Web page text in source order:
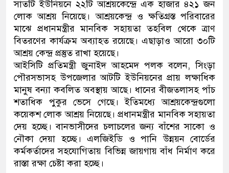
সাতটি ইউনিয়নে ২২টি আশ্রয়কেন্দ্রে এক হাজার ৪২১ জন
লোক আশ্রয় নিয়েছে। আশ্রয়কেন্দ্র ও ক্ষতিগ্রস্ত পরিবারের
মাঝে প্রধানমন্ত্রীর মানবিক সহায়তা তহবিল থেকে ত্রাণ
বিতরণের কার্যক্রম অব্যাহত রয়েছে। এছাড়াও আরো ৩০টি
আশ্রয় কেন্দ্র প্রস্তুত রাখা হয়েছে।
আইসিটি প্রতিমন্ত্রী জুনাইদ আহমেদ পলক বলেন, সিংড়া
পৌরসভাসহ উপজেলার আটটি ইউনিয়নের প্রায় লক্ষাধিক
মানুষ বন্যা কবলিত অবস্থায় আছে। ধানের বীজতলাসহ পাঁচ
শতাধিক পুকুর ভেসে গেছে। ইতিমধ্যে আশ্রয়কেন্দ্রগুলো
কয়েকশ লোক আশ্রয় নিয়েছে। প্রধানমন্ত্রীর মানবিক সহায়তা
দেয় হচ্ছে। বানভাসীদের চলাচলের জন্য বাঁশের সাকো ও
নৌকা দেয়া হচ্ছে। এলজিইডি ও পানি উন্নয়ন বোর্ডের
কর্মকর্তাদের সহযোগিতায় বিভিন্ন জায়গায় বাঁধ নির্মাণ করে
রাস্তা রক্ষা চেষ্টা করা হচ্ছে।